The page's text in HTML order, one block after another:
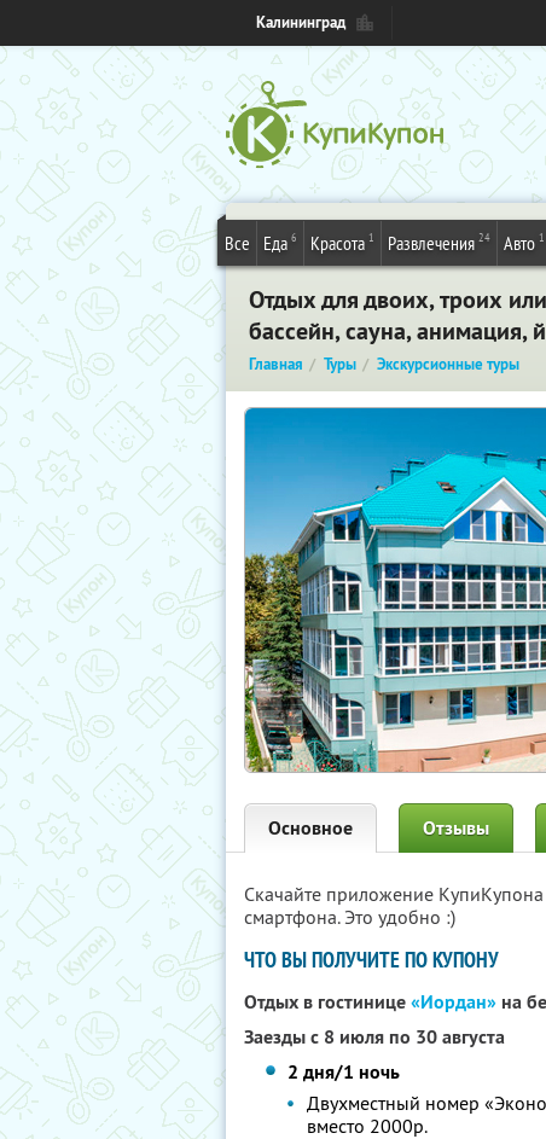
Калининград
Все Еда 6 Красота 1 Развлечения 24 Авто 1
Отдых для двоих, троих
бассейн, сауна, анимация,
Главная Туры Экскурсионные туры
Основное Отзывы
Скачайте приложение
смартфона. Это удобно :)
ЧТО ВЫ ПОЛУЧИТЕ ПО КУПОНУ
Отдых в гостинице«Иордан» на
Заезды с 8 июля по 30 августа
2 дня/1 ночь
Двухместный номер
вместо 2000р.